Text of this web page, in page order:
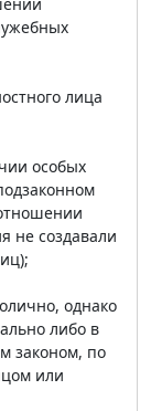
лица
особых
не создавали
однако
либо в
законом, по
или